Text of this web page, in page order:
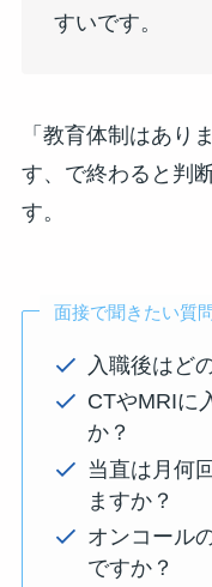
すいです。
「教育体制はあり
す、で終わると判
す。
面接で聞きたい質問
入職後はど
CTやMRIに
か？
当直は月何
ますか？
オンコール
ですか？